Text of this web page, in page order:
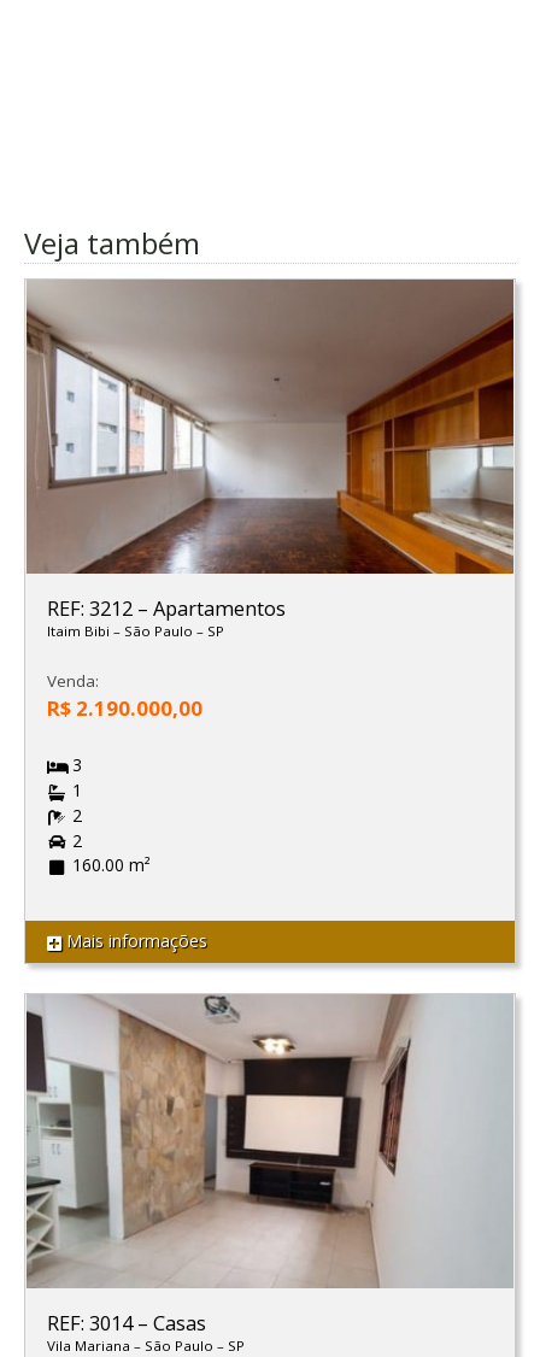
Veja também
REF: 3212 – Apartamentos
Itaim Bibi – São Paulo – SP
Venda:
R$ 2.190.000,00
3
1
2
2
160.00 m²
Mais informações
REF: 3014– Casas
Vila Mariana – São Paulo – SP